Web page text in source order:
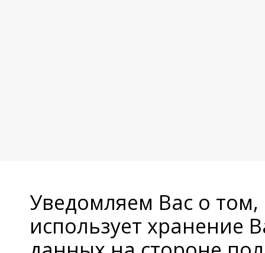
Уведомляем Вас о
использует хранение